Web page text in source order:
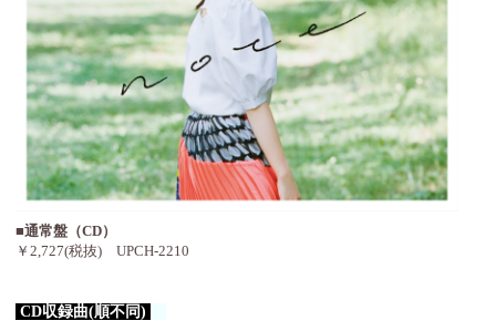
■通常盤（CD）
￥2,727(税抜) UPCH-2210
CD収録曲(順不同)